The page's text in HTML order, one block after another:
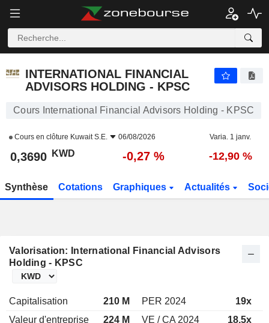
INTERNATIONAL FINANCIAL
ADVISORS HOLDING - KPSC
Cours International Financial Advisors Holding - KPSC
Cours en clôture Kuwait S.E. 06/08/2026 Varia. 1 janv.
0,3690 KWD -0,27 % -12,90 %
Synthèse Cotations Graphiques Actualités
Valorisation: International Financial Advisors
Holding - KPSC
Capitalisation 210 M PER 2024 19x
Valeur d'entreprise
224 M VE / CA 2024 18,5x